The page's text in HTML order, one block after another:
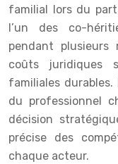
familial lors du
l’un des co-
pendant plusieurs
coûts juridiques
familiales
du professionnel
décision
précise des
chaque acteur.